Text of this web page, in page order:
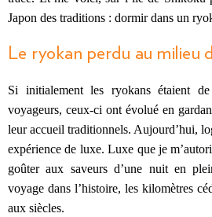
Japon des traditions : dormir dans un
Le ryokan perdu au milieu
Si initialement les ryokans étaient de
voyageurs, ceux-ci ont évolué en
leur accueil traditionnels. Aujourd’hui,
expérience de luxe. Luxe que je
goûter aux saveurs d’une nuit en
voyage dans l’histoire, les kilomètres
aux siècles.